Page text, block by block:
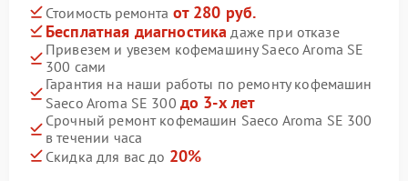
Стоимость ремонта от 280 руб.
Бесплатная диагностика даже при отказе
Привезем и увезем кофемашину Saeco Aroma SE
300 сами
Гарантия на наши работы по ремонту кофемашин
Saeco Aroma SE 300 до 3-х лет
Срочный ремонт кофемашин Saeco Aroma SE 300
в течении часа
Скидка для вас до 20%